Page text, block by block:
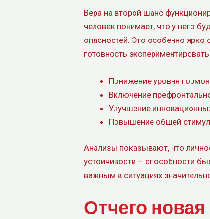
Вера на второй шанс
человек понимает, что у него
опасностей. Это особенно
готовность
Понижение уровня
Включение
Улучшение
Повышение общей
Анализы показывают, что
устойчивости – способности
важным в ситуациях
Отчего